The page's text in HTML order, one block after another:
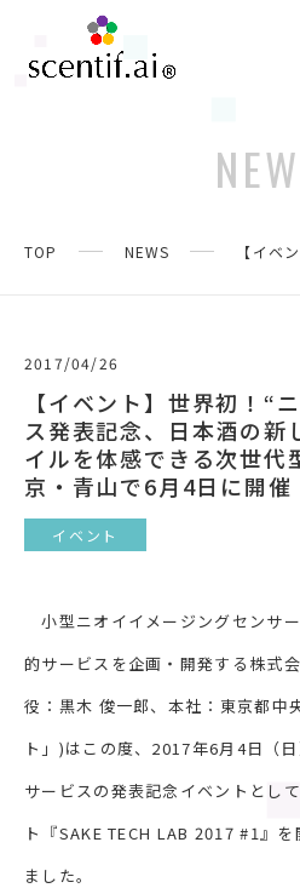
TOP NEWS 【イベ
2017/04/26
【イベント】世界初！“
ス発表記念、日本酒の新
イルを体感できる次世代
京・青山で6月4日に開催
イベント
小型ニオイイメージングセンサ
的サービスを企画・開発する株式
役：黒木 俊一郎、本社：東京都中
ト」)はこの度、2017年6月4日（
サービスの発表記念イベントとし
ト『SAKE TECH LAB 2017 #1』
ました。